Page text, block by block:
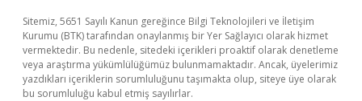
Sitemiz, 5651 Sayılı Kanun gereğince Bilgi Teknolojileri ve İletişim
Kurumu (BTK) tarafından onaylanmış bir Yer Sağlayıcı olarak hizmet
vermektedir. Bu nedenle, sitedeki içerikleri proaktif olarak denetleme
veya araştırma yükümlülüğümüz bulunmamaktadır. Ancak, üyelerimiz
yazdıkları içeriklerin sorumluluğunu taşımakta olup, siteye üye olarak
bu sorumluluğu kabul etmiş sayılırlar.